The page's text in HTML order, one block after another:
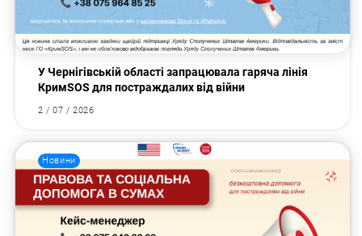
У Чернігівській області запрацювала гаряча лінія
КримSOS для постраждалих від війни
2 / 07 / 2026
Новини